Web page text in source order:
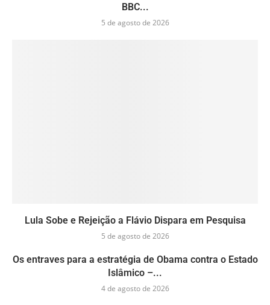
BBC...
5 de agosto de 2026
Lula Sobe e Rejeição a Flávio Dispara em Pesquisa
5 de agosto de 2026
Os entraves para a estratégia de Obama contra o Estado
Islâmico –...
4 de agosto de 2026